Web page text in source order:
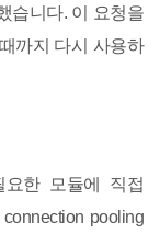
습니다. 이 요청을
까지 다시 사용하
요한 모듈에 직접
pooling